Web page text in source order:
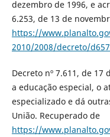
dezembro de 1996, e
6.253, de 13 de
https://
2010/2008/decreto/
Decreto nº 7.611, de 17
a educação especial, o
especializado e dá
União. Recuperado de
https://